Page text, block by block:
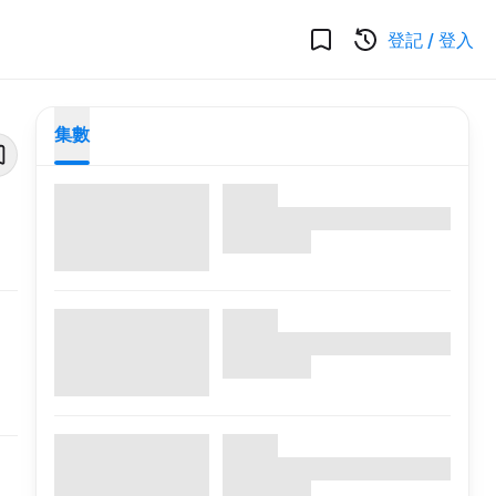
登記 / 登入
集數